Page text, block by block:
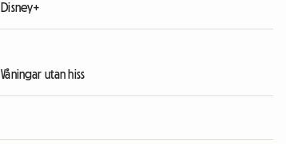
Disney+
Våningar utan hiss